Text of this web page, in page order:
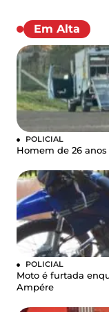
Em Alta
POLICIAL
Homem de 26
POLICIAL
Moto é furtada
Ampére